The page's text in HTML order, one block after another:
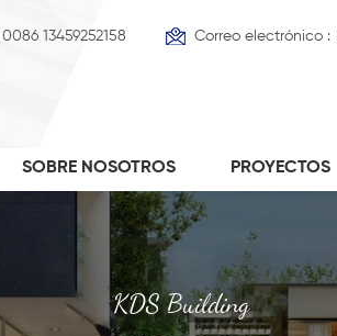
0086 13459252158 Correo electrónico :
SOBRE NOSOTROS PROYECTOS
KDS Building